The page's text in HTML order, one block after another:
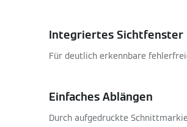
Integriertes Sichtfenster
Für deutlich erkennbare
Einfaches Ablängen
Durch aufgedruckte